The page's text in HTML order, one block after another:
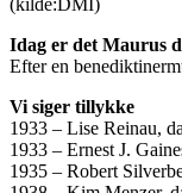
Idag er det Maurus
Efter en
Vi siger tillykke
1933 – Lise Reinau,
1933 – Ernest J.
1935 – Robert